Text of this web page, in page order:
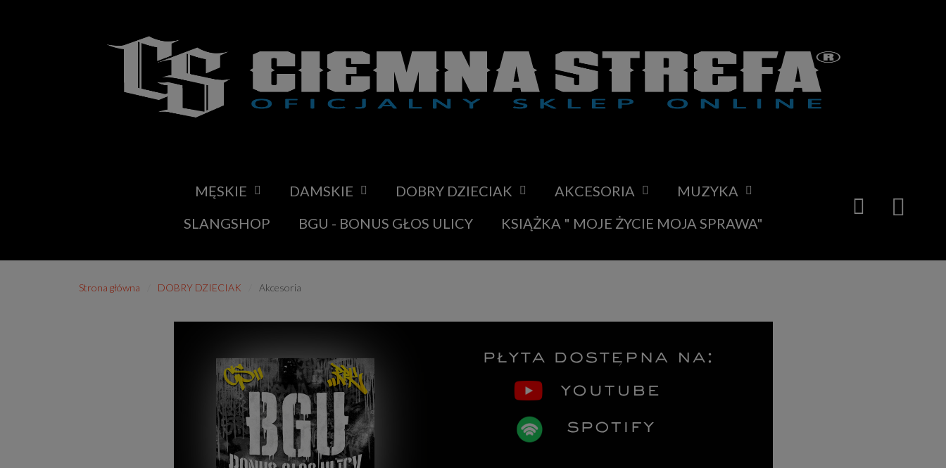
MĘSKIE DAMSKIE DOBRY DZIECIAK AKCESORIA
MUZYKA
SLANGSHOP
BGU - BONUS GŁOS ULICY KSIĄŻKA " MOJE ŻYCIE MOJA SPRAWA"
Strona główna DOBRY DZIECIAK Akcesoria